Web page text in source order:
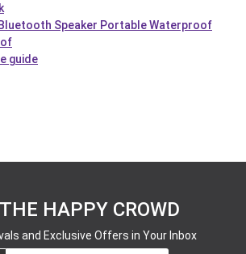
Speaker Portable Waterproof
guide
HAPPY CROWD
and Exclusive Offers in Your Inbox